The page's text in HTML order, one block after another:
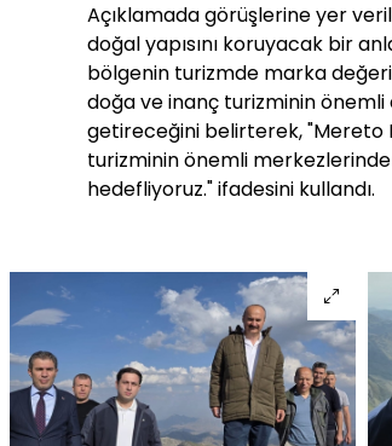
Açıklamada görüşlerine yer
doğal yapısını koruyacak bir
bölgenin turizmde marka
doğa ve inanç turizminin
getireceğini belirterek, "Mereto
turizminin önemli
hedefliyoruz." ifadesini kullandı.